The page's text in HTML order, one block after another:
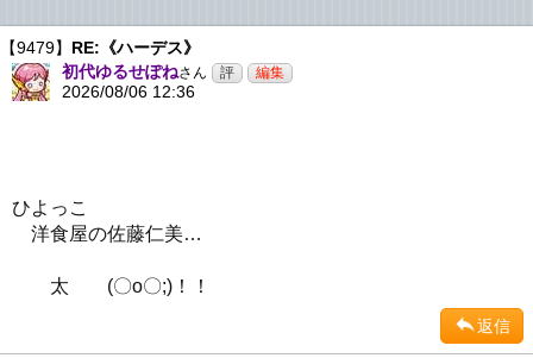
【9479】 RE:《ハーデス》
初代ゆるせぽねさん
2026/08/06 12:36
ひよっこ
洋食屋の佐藤仁美…
太 (〇o〇;)！！
返信